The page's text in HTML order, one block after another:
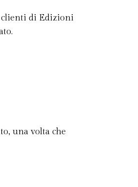
clienti di Edizioni
una volta che